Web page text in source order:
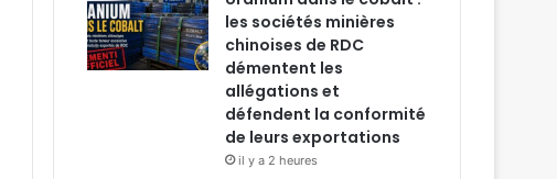
les sociétés minières
chinoises de RDC
démentent les
allégations et
défendent la conformité
de leurs exportations
il y a 2 heures